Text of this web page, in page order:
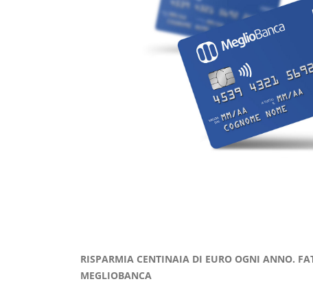
RISPARMIA CENTINAIA DI EURO OGNI ANNO.
MEGLIOBANCA